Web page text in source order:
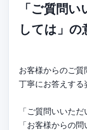
「ご質問
しては」の
お客様からのご質
丁寧にお答えする
「ご質問いいた
「お客様からの